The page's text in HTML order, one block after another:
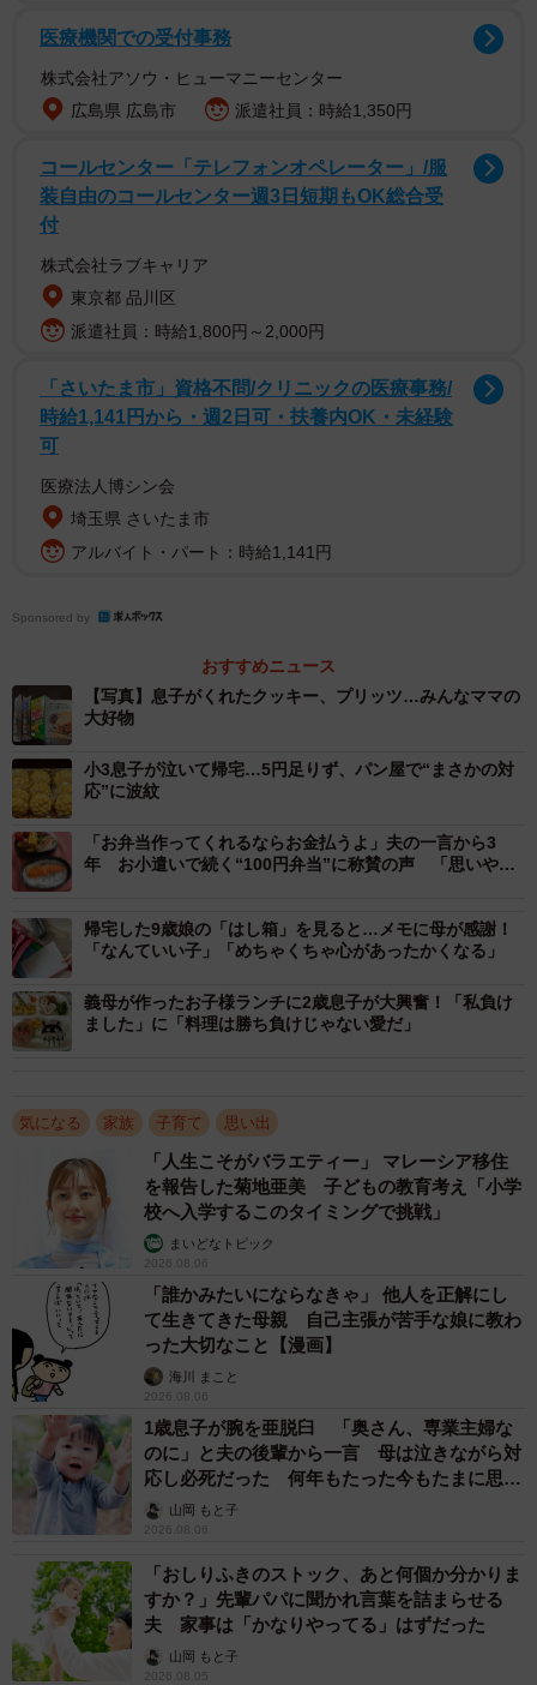
当日の様子について、mihoさんに詳しい話を聞いた。
息子さんが買ってきたお菓子はお母さんが好きな物ばかり（mihoさん提
供）
――息子さんが突然「スーパーへ行く」と言い出した時の
お気持ちは？
miho：一人で行くと言ったことがなかったので不思議でし
た。車に気をつけてね、と送り出したのですが、まさか自
分の貯金箱からお金を出して行くとは思いませんでした。
miho：今までに無かったことで混乱してしまい、一瞬「な
んか企んでる!? また悪いことしたんか！？」とまで思って
しまいました（笑）。でも、お菓子のチョイスが私好みだ
ったことにも驚きました。
――お菓子のチョイスの理由について。
miho：「ママが好きなものやろ！知ってるねん！」と自慢
げに答えてくれました。特にラングドシャが2つあった理由
は、残っているお金で買える、できるだけ良いお菓子をし
ばらく悩んで選んだ結果だったようです。
――息子さんから「母の日やしさ。ママいつも頑張ってる
し」と伝えられたそうですね。
miho：最近、私自身が様々なことで疲れ果てていたので、
息子がそこを見て気づいてくれていたんだな…と、すごく
医療機関での受付事務
株式会社アソウ・ヒューマニーセンター
広島県 広島市
派遣社員：時給1,350円
コールセンター「テレフォンオペレーター」/服
装自由のコールセンター週3日短期もOK総合受
付
株式会社ラブキャリア
東京都 品川区
派遣社員：時給1,800円～2,000円
「さいたま市」資格不問/クリニックの医療事務/
時給1,141円から・週2日可・扶養内OK・未経験
可
医療法人博シン会
埼玉県 さいたま市
アルバイト・パート：時給1,141円
Sponsored by
おすすめニュース
【写真】息子がくれたクッキー、プリッツ…みんなママの
大好物
小3息子が泣いて帰宅…5円足りず、パン屋で“まさかの対
応”に波紋
「お弁当作ってくれるならお金払うよ」夫の一言から3
年 お小遣いで続く“100円弁当”に称賛の声 「思いやり
帰宅した9歳娘の「はし箱」を見ると…メモに母が感謝！
「なんていい子」「めちゃくちゃ心があったかくなる」
義母が作ったお子様ランチに2歳息子が大興奮！「私負け
ました」に「料理は勝ち負けじゃない愛だ」
気になる 家族 子育て 思い出
「人生こそがバラエティー」 マレーシア移住
を報告した菊地亜美 子どもの教育考え「小学
校へ入学するこのタイミングで挑戦」
まいどなトピック
2026.08.06
「誰かみたいにならなきゃ」 他人を正解にし
て生きてきた母親 自己主張が苦手な娘に教わ
った大切なこと【漫画】
海川 まこと
2026.08.06
1歳息子が腕を亜脱臼 「奥さん、専業主婦な
のに」と夫の後輩から一言 母は泣きながら対
応し必死だった 何年もたった今もたまに思い
出し…山岡 もと子
2026.08.06
「おしりふきのストック、あと何個か分かりま
すか？」先輩パパに聞かれ言葉を詰まらせる
夫 家事は「かなりやってる」はずだった
山岡 もと子
2026.08.05